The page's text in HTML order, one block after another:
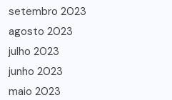
setembro 2023
agosto 2023
julho 2023
junho 2023
maio 2023